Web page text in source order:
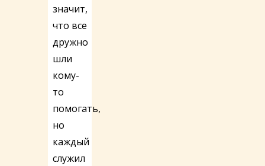
значит,
что все
дружно
шли
кому-
то
помогать,
но
каждый
служил